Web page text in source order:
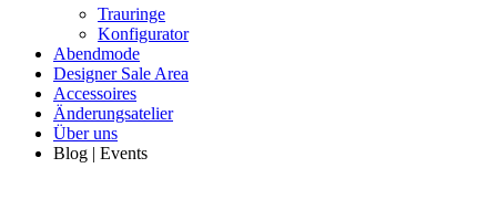
Trauringe
Konfigurator
Abendmode
Designer Sale Area
Accessoires
Änderungsatelier
Über uns
Blog | Events